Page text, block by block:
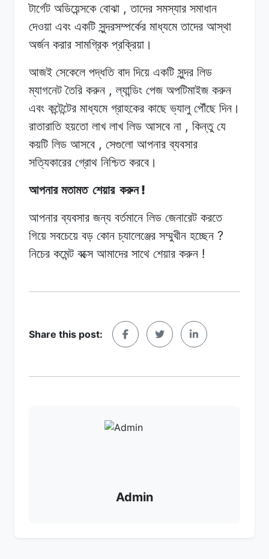
টার্গেট অডিয়েন্সকে বোঝা ,তাদের সমস্যার সমাধান
দেওয়া এবং একটি সুন্দরসম্পর্কের মাধ্যমে তাদের আস্থা
অর্জন করার সামগ্রিক প্রক্রিয়া।
আজই সেকেলে পদ্ধতি বাদ দিয়ে একটি সুন্দর লিড
ম্যাগনেট তৈরি করুন ,ল্যান্ডিং পেজ অপটিমাইজ করুন
এবং কন্টেন্টের মাধ্যমে গ্রাহকের কাছে ভ্যালু পৌঁছে দিন।
রাতারাতি হয়তো লাখ লাখ লিড আসবে না , কিন্তু যে
কয়টি লিড আসবে , সেগুলো আপনার ব্যবসার
সত্যিকারের গ্রোথ নিশ্চিত করবে।
আপনার মতামত শেয়ার করুন!
আপনার ব্যবসার জন্য বর্তমানে লিড জেনারেট করতে
গিয়ে সবচেয়ে বড় কোন চ্যালেঞ্জের সম্মুখীন হচ্ছেন ?
নিচের কমেন্ট বক্সে আমাদের সাথে শেয়ার করুন !
Share this post:
Admin